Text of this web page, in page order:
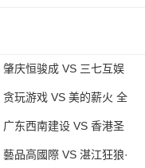
庆恒骏成 VS 三七互娱
玩游戏 VS 美的薪火 全
东西南建设 VS 香港圣
品高國際 VS 湛江狂狼·